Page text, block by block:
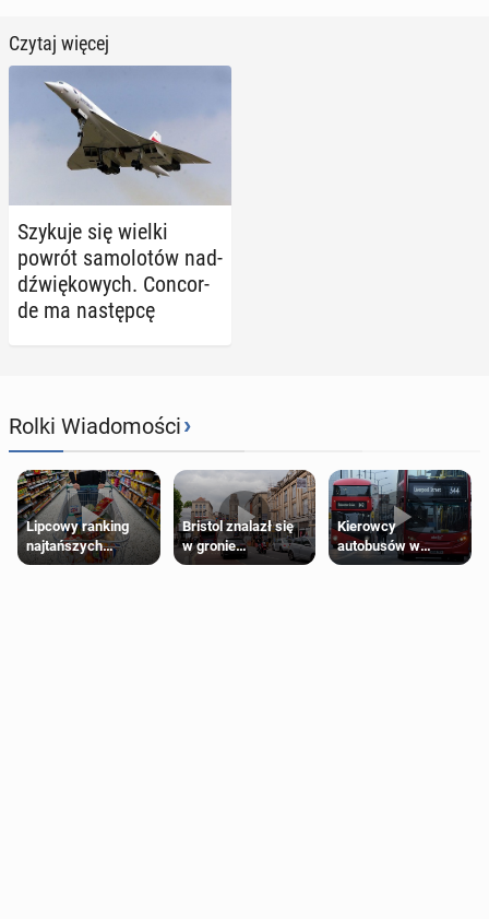
Czytaj więcej
Szykuje się wielki
powrót sa­mo­lo­tów nad­
dźwię­ko­wych. Con­cor­
de ma na­stęp­cę
Rolki Wiadomości›
Lipcowy ranking
najtańszych
supermarketów
Bristol znalazł się
w gronie
najlepszych
Kierowcy
autobusów w
Londynie